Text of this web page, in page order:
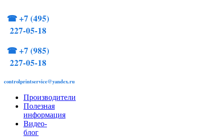
☎+7 (495)
227-05-18
☎+7 (985)
227-05-18
controlprintservice@yandex.ru
Производители
Полезная
информация
Видео-
блог